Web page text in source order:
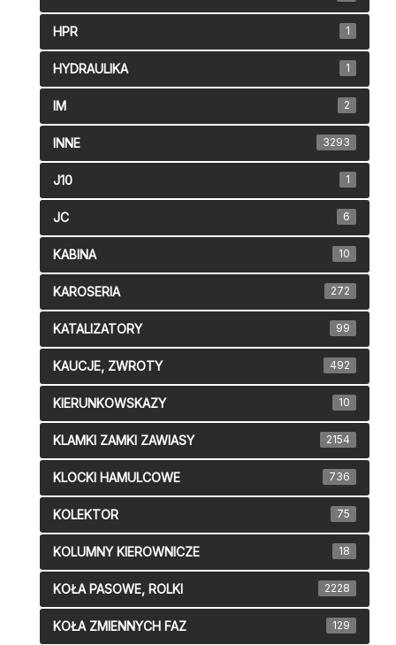
HPR 1
HYDRAULIKA 1
IM 2
INNE 3293
J10 1
JC 6
KABINA 10
KAROSERIA 272
KATALIZATORY 99
KAUCJE, ZWROTY 492
KIERUNKOWSKAZY 10
KLAMKI ZAMKI ZAWIASY 2154
KLOCKI HAMULCOWE 736
KOLEKTOR 75
KOLUMNY KIEROWNICZE 18
KOŁA PASOWE, ROLKI 2228
KOŁA ZMIENNYCH FAZ 129